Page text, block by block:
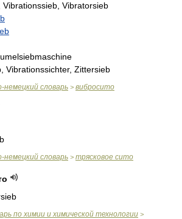
Vibrationssieb, Vibratorsieb
Vibrationssichter, Zittersieb
немецкий словарь > вибросито
немецкий словарь > трясковое сито
по химии и химической технологии >